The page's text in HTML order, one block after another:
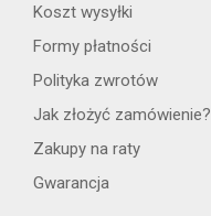
Koszt wysyłki
Formy płatności
Polityka zwrotów
Jak złożyć zamówienie?
Zakupy na raty
Gwarancja